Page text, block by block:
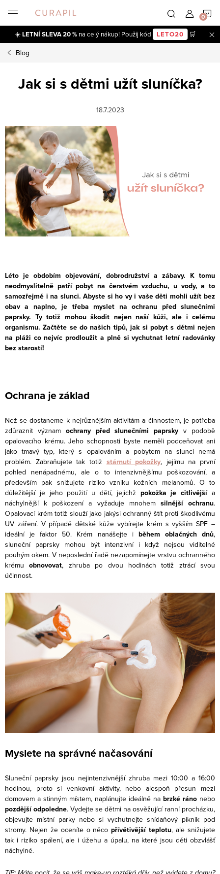
obsah
☀️LETNÍ SLEVA 20 % na celý nákup! Použij kód LETO20 🛒
Blog
Jak si s dětmi užít sluníčka?
18.7.2023
Léto je obdobím objevování, dobrodružství a zábavy. K tomu
neodmyslitelně patří pobyt na čerstvém vzduchu, u vody, a to
samozřejmě i na slunci. Abyste si ho vy i vaše děti mohli užít bez
obav a naplno, je třeba myslet na ochranu před slunečními
paprsky. Ty totiž mohou škodit nejen naší kůži, ale i celému
organismu. Začtěte se do našich tipů, jak si pobyt s dětmi nejen
na pláži co nejvíc prodloužit a plně si vychutnat letní radovánky
bez starostí!
Ochrana je základ
Než se dostaneme k nejrůznějším aktivitám a činnostem, je potřeba
zdůraznit význam ochrany před slunečními paprskyv podobě
opalovacího krému. Jeho schopnosti byste neměli podceňovat ani
jako tmavý typ, který s opalováním a pobytem na slunci nemá
problém. Zabraňujete tak totiž stárnutí pokožky, jejímu na první
pohled nenápadnému, ale o to intenzivnějšímu poškozování, a
především pak snižujete riziko vzniku kožních melanomů. O to
důležitější je jeho použití u dětí, jejichž pokožka je citlivějšía
náchylnější k poškození a vyžaduje mnohem silnější ochranu.
Opalovací krém totiž slouží jako jakýsi ochranný štít proti škodlivému
UV záření. V případě dětské kůže vybírejte krém s vyšším SPF –
ideální je faktor 50. Krém nanášejte i během oblačných dnů,
sluneční paprsky mohou být intenzivní i když nejsou viditelné
pouhým okem. V neposlední řadě nezapomínejte vrstvu ochranného
krémuobnovovat, zhruba po dvou hodinách totiž ztrácí svou
účinnost.
Myslete na správné načasování
Sluneční paprsky jsou nejintenzivnější zhruba mezi 10:00 a 16:00
hodinou, proto si venkovní aktivity, nebo alespoň přesun mezi
domovem a stinným místem, naplánujte ideálně na brzké ráno nebo
pozdější odpoledne. Vydejte se dětmi na osvěžující ranní procházku,
objevujte místní parky nebo si vychutnejte snídaňový piknik pod
stromy. Nejen že oceníte o něcopřívětivější teplotu, ale snižujete
tak i riziko spálení, ale i úžehu a úpalu, na které jsou děti obzvlášť
náchylné.